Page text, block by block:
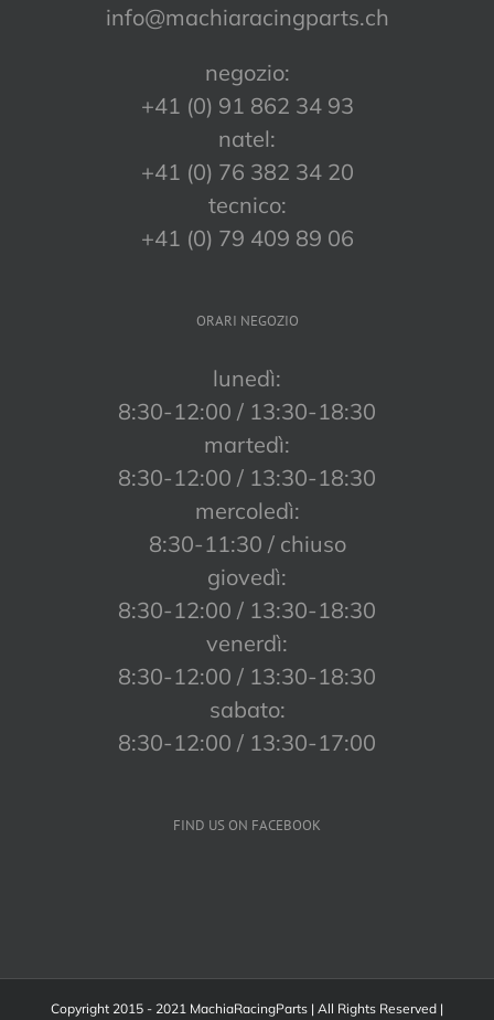
info@machiaracingparts.ch
negozio:
+41 (0) 91 862 34 93
natel:
+41 (0) 76 382 34 20
tecnico:
+41 (0) 79 409 89 06
ORARI NEGOZIO
lunedì:
8:30-12:00 / 13:30-18:30
martedì:
8:30-12:00 / 13:30-18:30
mercoledì:
8:30-11:30 / chiuso
giovedì:
8:30-12:00 / 13:30-18:30
venerdì:
8:30-12:00 / 13:30-18:30
sabato:
8:30-12:00 / 13:30-17:00
FIND US ON FACEBOOK
Copyright 2015 - 2021 MachiaRacingParts | All Rights Reserved |